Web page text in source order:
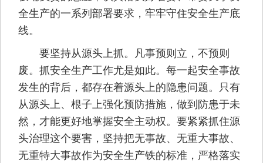
全生产的一系列部署要求，牢牢守住安全生产底
线。
要坚持从源头上抓。凡事预则立，不预则
废。抓安全生产工作尤是如此。每一起安全事故
发生的背后，都存在着源头上的隐患问题。只有
从源头上、根子上强化预防措施，做到防患于未
然，才能更好地掌握安全主动权。要紧紧抓住源
头治理这个要害，坚持把无事故、无重大事故、
无重特大事故作为安全生产铁的标准，严格落实